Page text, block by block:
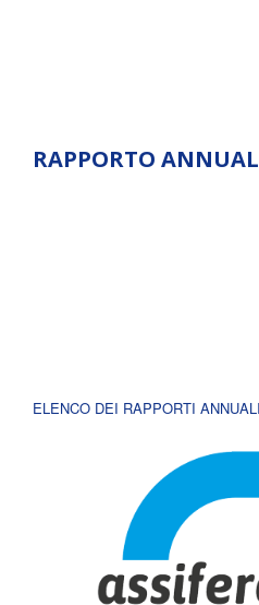
RAPPORTO
ELENCO DEI RAPPORTI ANNUALI